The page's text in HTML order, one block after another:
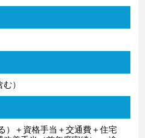
）
）＋資格手当＋交通費＋住宅